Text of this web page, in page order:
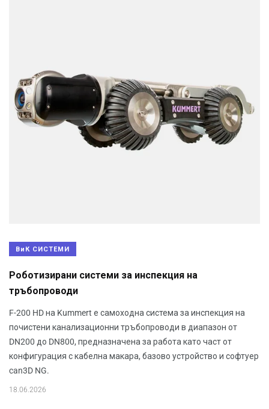
ВиК СИСТЕМИ
Роботизирани системи за инспекция на
тръбопроводи
F-200 HD на Kummert е самоходна система за инспекция на
почистени канализационни тръбопроводи в диапазон от
DN200 до DN800, предназначена за работа като част от
конфигурация с кабелна макара, базово устройство и софтуер
can3D NG.
18.06.2026